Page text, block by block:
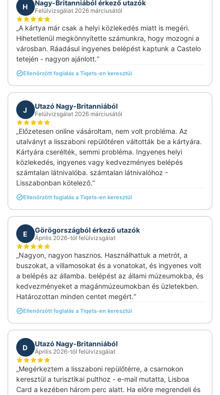
H Nagy-Britanniából érkező utazók
Felülvizsgálat 2026 márciusától
„A kártya már csak a helyi közlekedés miatt is megéri.
Hihetetlenül megkönnyítette számunkra, hogy mozogni a
városban. Ráadásul ingyenes belépést kaptunk a Castelo
tetején - nagyon ajánlott.“
Ellenőrzött foglalás a Tiqets-en keresztül
J Utazó Nagy-Britanniából
Felülvizsgálat 2026 márciusától
„Előzetesen online vásároltam, nem volt probléma. Az
utalványt a lisszaboni repülőtéren váltották be a kártyára.
Kártyára cserélték, semmi probléma. Ingyenes helyi
közlekedés, ingyenes vagy kedvezményes belépés
számtalan látnivalóba. számtalan látnivalóhoz -
Lisszabonban kötelező.“
Ellenőrzött foglalás a Tiqets-en keresztül
E Görögországból érkező utazók
Április 2026-tól felülvizsgálat
„Nagyon, nagyon hasznos. Használhattuk a metrót, a
buszokat, a villamosokat és a vonatokat, és ingyenes volt
a belépés az államba. belépést az állami múzeumokba, és
kedvezményeket a magánmúzeumokban és üzletekben.
Határozottan minden centet megért.“
Ellenőrzött foglalás a Tiqets-en keresztül
D Utazó Nagy-Britanniából
Április 2026-tól felülvizsgálat
„Megérkeztem a lisszaboni repülőtérre, a csarnokon
keresztül a turisztikai pulthoz - e-mail mutatta, Lisboa
Card a kezében három perc alatt. Ha előre megrendeli és